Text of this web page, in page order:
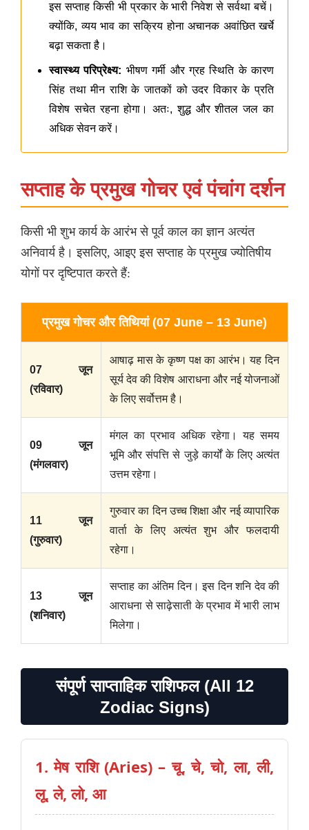
इस सप्ताह किसी भी प्रकार के भारी निवेश से सर्वथा बचें।
क्योंकि, व्यय भाव का सक्रिय होना अचानक अवांछित खर्चे
बढ़ा सकता है।
स्वास्थ्य परिप्रेक्ष्य: भीषण गर्मी और ग्रह स्थिति के कारण
सिंह तथा मीन राशि के जातकों को उदर विकार के प्रति
विशेष सचेत रहना होगा। अतः, शुद्ध और शीतल जल का
अधिक सेवन करें।
सप्ताह के प्रमुख गोचर एवं पंचांग दर्शन
किसी भी शुभ कार्य के आरंभ से पूर्व काल का ज्ञान अत्यंत
अनिवार्य है। इसलिए, आइए इस सप्ताह के प्रमुख ज्योतिषीय
योगों पर दृष्टिपात करते हैं:
प्रमुख गोचर और तिथियां (07 June – 13 June)
07 जून
(रविवार)
आषाढ़ मास के कृष्ण पक्ष का आरंभ। यह दिन
सूर्य देव की विशेष आराधना और नई योजनाओं
के लिए सर्वोत्तम है।
09 जून
(मंगलवार)
मंगल का प्रभाव अधिक रहेगा। यह समय
भूमि और संपत्ति से जुड़े कार्यों के लिए अत्यंत
उत्तम रहेगा।
11 जून
(गुरुवार)
गुरुवार का दिन उच्च शिक्षा और नई व्यापारिक
वार्ता के लिए अत्यंत शुभ और फलदायी
रहेगा।
13 जून
(शनिवार)
सप्ताह का अंतिम दिन। इस दिन शनि देव की
आराधना से साढ़ेसाती के प्रभाव में भारी लाभ
मिलेगा।
संपूर्ण साप्ताहिक राशिफल (All 12
Zodiac Signs)
1. मेष राशि (Aries) – चू, चे, चो, ला, ली,
लू, ले, लो, आ